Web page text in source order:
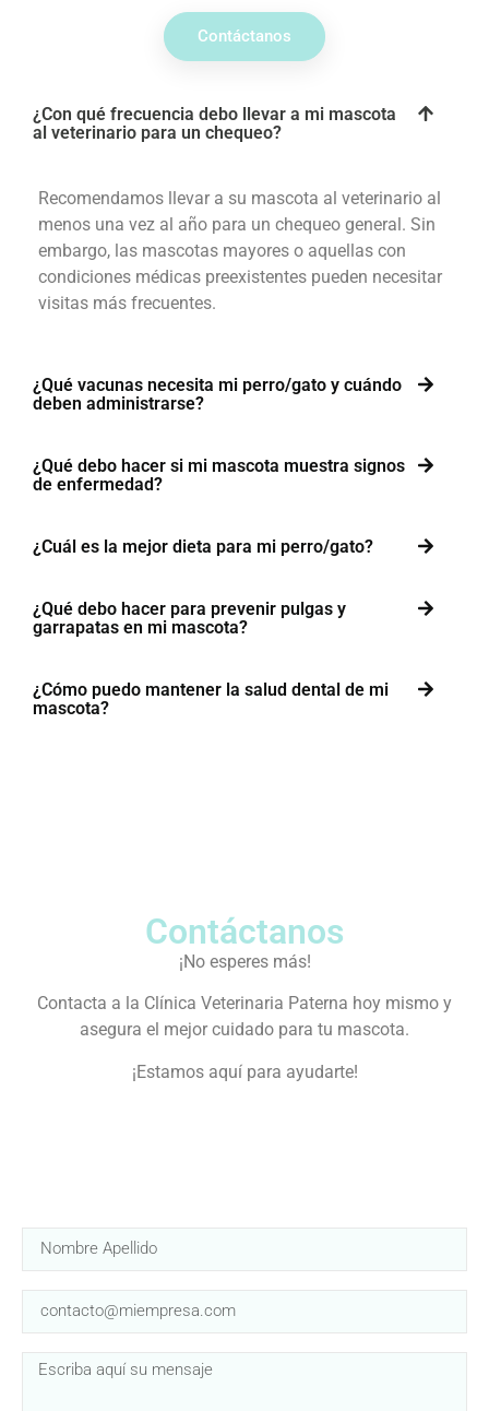
Contáctanos
¿Con qué frecuencia debo llevar a mi mascota
al veterinario para un chequeo?
Recomendamos llevar a su mascota al veterinario al
menos una vez al año para un chequeo general. Sin
embargo, las mascotas mayores o aquellas con
condiciones médicas preexistentes pueden necesitar
visitas más frecuentes.
¿Qué vacunas necesita mi perro/gato y cuándo
deben administrarse?
¿Qué debo hacer si mi mascota muestra signos
de enfermedad?
¿Cuál es la mejor dieta para mi perro/gato?
¿Qué debo hacer para prevenir pulgas y
garrapatas en mi mascota?
¿Cómo puedo mantener la salud dental de mi
mascota?
Contáctanos
¡No esperes más!
Contacta a la Clínica Veterinaria Paterna hoy mismo y
asegura el mejor cuidado para tu mascota.
¡Estamos aquí para ayudarte!